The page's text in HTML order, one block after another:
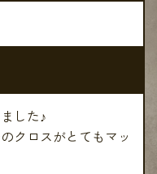
した♪
クロスがとてもマッ